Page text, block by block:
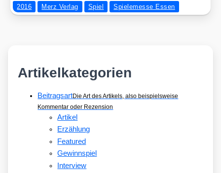
2016 Merz Verlag Spiel Spielemesse Essen
Artikelkategorien
BeitragsartDie Art des Artikels, also beispielsweise
Kommentar oder Rezension
Artikel
Erzählung
Featured
Gewinnspiel
Interview